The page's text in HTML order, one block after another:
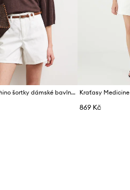
Medicine chino šortky dámské bavlněné Kraťasy Medicine
869 Kč